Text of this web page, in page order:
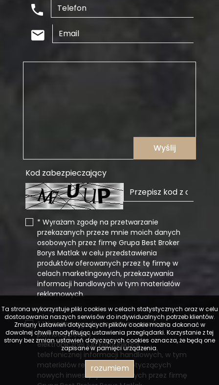
Wyślij
Kod zabezpieczający
* Wyrażam zgodę na przetwarzanie
przekazanych przeze mnie moich danych
osobowych przez firmę Grupa Best Broker
Borys Matlak w celu przedstawienia
produktów oferowanych przez tę firmę w
celach marketingowych, przekazywania
informacji handlowych w tym materiałów
reklamowych.
* Wyrażam zgodę na otrzymywanie za
pomocą poczty
elektronicznej lub komunikacji
telefonicznej informacji handlowych, w tym
materiałów reklamowych dotyczących
nowych inwestycji oferowanych przez firmę
Ta strona wykorzystuje pliki cookies w celach statystycznych oraz w celu
dostosowania naszych serwisów do indywidualnych potrzeb klientów.
Zmiany ustawień dotyczących plików cookie można dokonać w
dowolnej chwili modyfikując ustawienia przeglądarki. Korzystanie z tej
strony bez zmian ustawień dotyczących cookies oznacza, że będą one
zapisane w pamięci urządzenia.
rozumiem